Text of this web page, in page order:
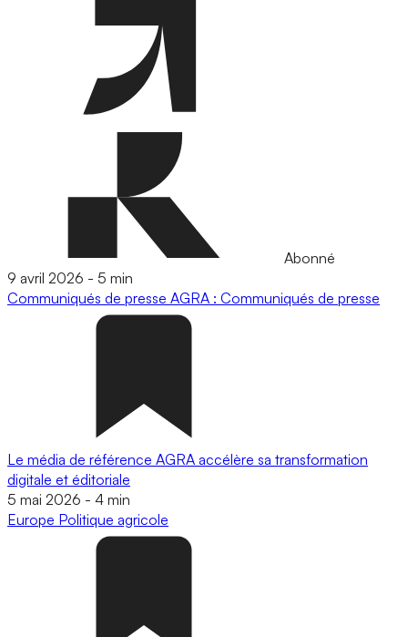
Abonné
9 avril 2026 - 5 min
Communiqués de presse AGRA : Communiqués de presse
Le média de référence AGRA accélère sa transformation
digitale et éditoriale
5 mai 2026 - 4 min
Europe Politique agricole